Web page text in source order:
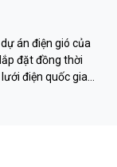
án điện gió của
đặt đồng thời
điện quốc gia